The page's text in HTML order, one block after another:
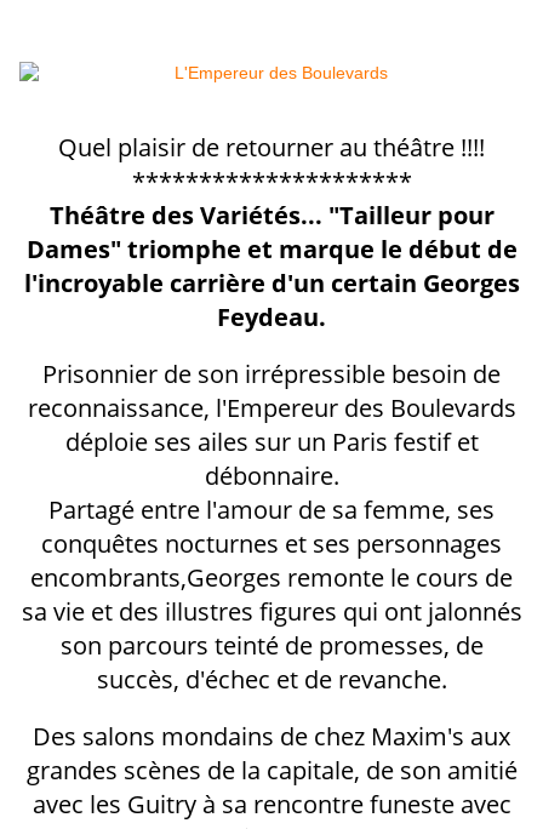
Quel plaisir de retourner au théâtre !!!!
*********************
Théâtre des Variétés... "Tailleur pour
Dames" triomphe et marque le début de
l'incroyable carrière d'un certain Georges
Feydeau.
Prisonnier de son irrépressible besoin de
reconnaissance, l'Empereur des Boulevards
déploie ses ailes sur un Paris festif et
débonnaire.
Partagé entre l'amour de sa femme, ses
conquêtes nocturnes et ses personnages
encombrants,Georges remonte le cours de
sa vie et des illustres figures qui ont jalonnés
son parcours teinté de promesses, de
succès, d'échec et de revanche.
Des salons mondains de chez Maxim's aux
grandes scènes de la capitale, de son amitié
avec les Guitry à sa rencontre funeste avec